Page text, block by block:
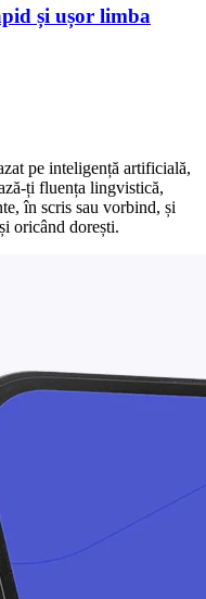
și ușor limba
pe inteligență artificială,
ți fluența lingvistică,
în scris sau vorbind, și
oricând dorești.